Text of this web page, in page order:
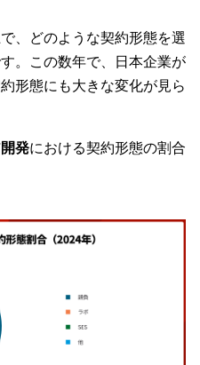
、どのような契約形態を選
。この数年で、日本企業が
形態にも大きな変化が見ら
発における契約形態の割合